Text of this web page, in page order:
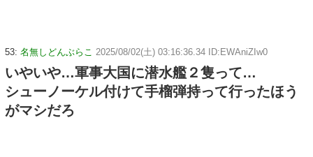
53: 名無しどんぶらこ 2025/08/02(土) 03:16:36.34 ID:EWAniZIw0
いやいや…軍事大国に潜水艦２隻って…
シューノーケル付けて手榴弾持って行ったほう
がマシだろ